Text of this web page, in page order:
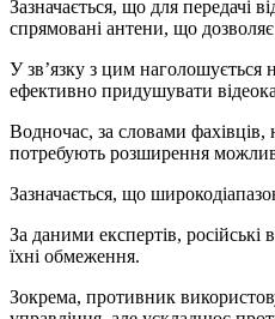
Зазначається, що для передачі
спрямовані антени, що дозволяє
У зв’язку з цим наголошується
ефективно придушувати
Водночас, за словами
потребують розширення
Зазначається, що
За даними експертів, російські
їхні обмеження.
Зокрема, противник